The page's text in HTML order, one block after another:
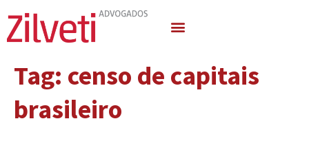
Tag: censo de capitais
brasileiro